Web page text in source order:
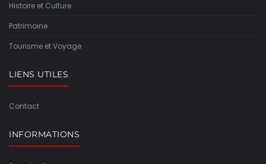
Histoire et Culture
Patrimoine
Tourisme et Voyage
LIENS UTILES
Contact
INFORMATIONS